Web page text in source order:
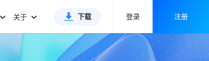
关于 下载 登录 注册